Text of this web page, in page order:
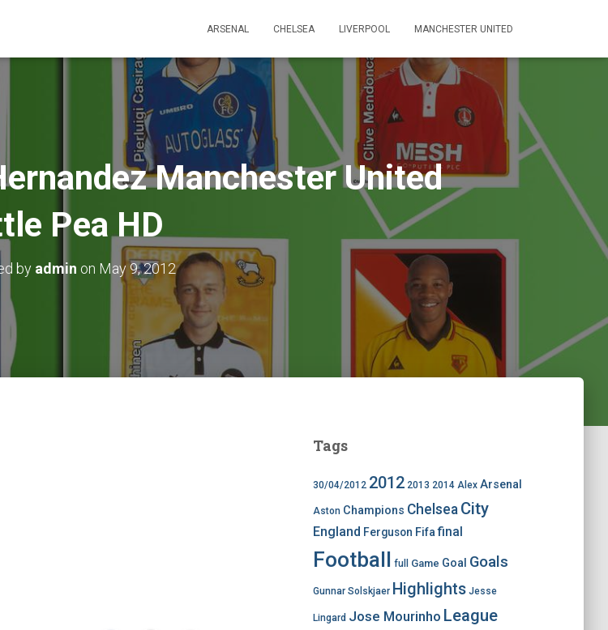
ARSENAL CHELSEA LIVERPOOL MANCHESTER UNITED
Manchester United
Pea HD
by admin on May 9, 2012
Tags
30/04/2012 2012 2013 2014 Alex Arsenal
Aston Champions Chelsea City
England Ferguson Fifafinal
Football full Game Goal Goals
Gunnar Solskjaer Highlights Jesse
Lingard Jose Mourinho League